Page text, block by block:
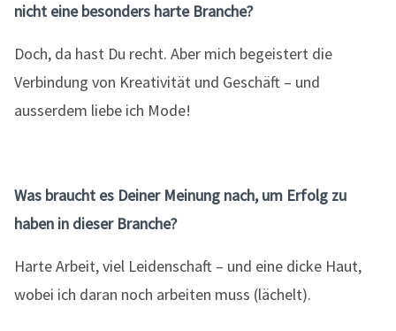
nicht eine besonders harte Branche?
Doch, da hast Du recht. Aber mich begeistert die
Verbindung von Kreativität und Geschäft – und
ausserdem liebe ich Mode!
Was braucht es Deiner Meinung nach, um Erfolg zu
haben in dieser Branche?
Harte Arbeit, viel Leidenschaft – und eine dicke Haut,
wobei ich daran noch arbeiten muss (lächelt).